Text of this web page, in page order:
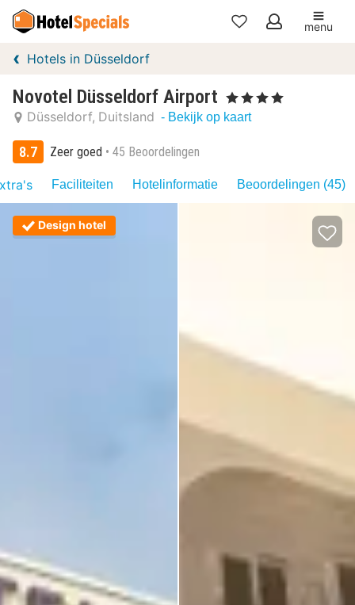
Mijn
menu
Hotels in Düsseldorf
Novotel Düsseldorf Airport , 4 Sterren
Düsseldorf Duitsland - Bekijk op kaart
8.7 Zeer goed 45 Beoordelingen
Faciliteiten Hotelinformatie Beoordelingen (45)
Design hotel